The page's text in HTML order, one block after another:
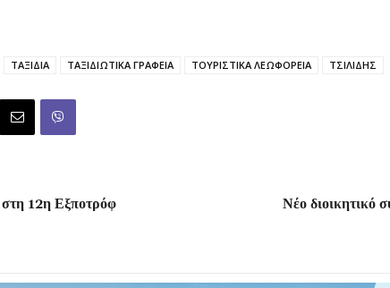
ΤΑΞΙΔΙΑ ΤΑΞΙΔΙΩΤΙΚΑ ΓΡΑΦΕΙΑ ΤΟΥΡΙΣΤΙΚΑ ΛΕΩΦΟΡΕΙΑ ΤΣΙΛΙΔΗΣ
12η Εξποτρόφ
Νέο διοικητικό